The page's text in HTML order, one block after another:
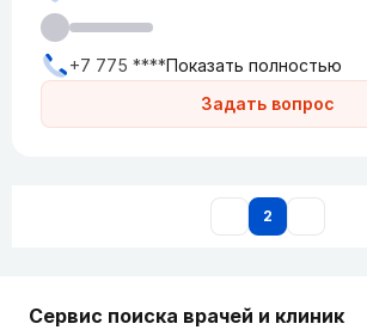
Задать вопрос
+7 775 ****Показать полностью
2
Сервис поиска врачей и клиник